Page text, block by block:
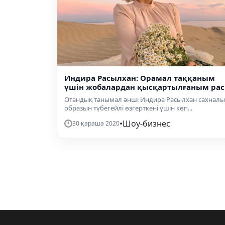
Индира Расылхан: Орамал таққаным
үшін жобалардан қысқартылғаным рас
Отандық танымал әнші Индира Расылхан
образын түбегейлі өзгерткені үшін көп...
30 қараша 2020•Шоу-бизнес